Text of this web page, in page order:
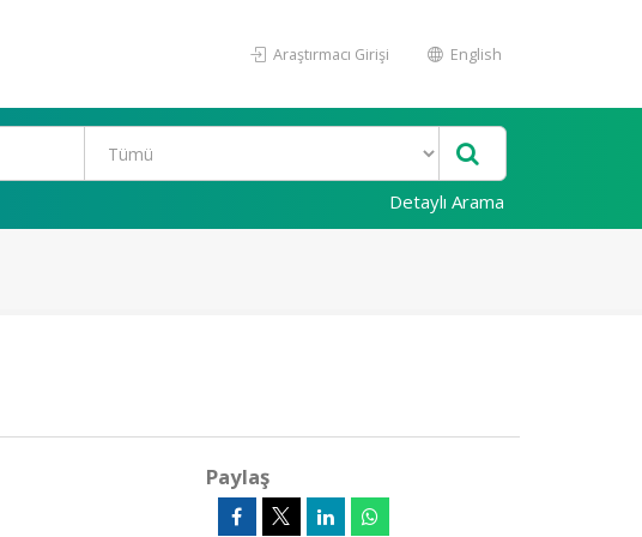
Araştırmacı Girişi English
Detaylı Arama
Paylaş